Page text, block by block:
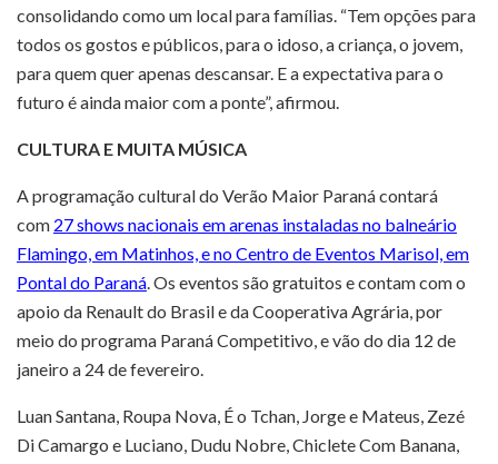
consolidando como um local para famílias. “Tem opções para
todos os gostos e públicos, para o idoso, a criança, o jovem,
para quem quer apenas descansar. E a expectativa para o
futuro é ainda maior com a ponte”, afirmou.
CULTURA E MUITA MÚSICA
A programação cultural do Verão Maior Paraná contará
com 27 shows nacionais em arenas instaladas no balneário
Flamingo, em Matinhos, e no Centro de Eventos Marisol, em
Pontal do Paraná. Os eventos são gratuitos e contam com o
apoio da Renault do Brasil e da Cooperativa Agrária, por
meio do programa Paraná Competitivo, e vão do dia 12 de
janeiro a 24 de fevereiro.
Luan Santana, Roupa Nova, É o Tchan, Jorge e Mateus, Zezé
Di Camargo e Luciano, Dudu Nobre, Chiclete Com Banana,